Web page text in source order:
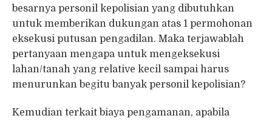
besarnya personil kepolisian yang dibutuhkan
untuk memberikan dukungan atas 1 permohonan
eksekusi putusan pengadilan. Maka terjawablah
pertanyaan mengapa untuk mengeksekusi
lahan/tanah yang relative kecil sampai harus
menurunkan begitu banyak personil kepolisian?
Kemudian terkait biaya pengamanan, apabila